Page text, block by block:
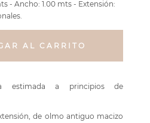
- Ancho: 1.00 mts - Extensión:
AL CARRITO
estimada a principios de
de olmo antiguo macizo